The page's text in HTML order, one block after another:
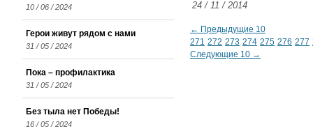
24 / 11 / 2014
← Предыдущие 10
271 272 273 274 275 276 277
Следующие 10 →
10 / 06 / 2024
Герои живут рядом с нами
31 / 05 / 2024
Пока – профилактика
31 / 05 / 2024
Без тыла нет Победы!
16 / 05 / 2024